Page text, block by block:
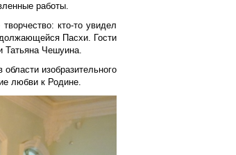
работы.
кто-то увидел
Пасхи. Гости
Татьяна Чешуина.
изобразительного
любви к Родине.